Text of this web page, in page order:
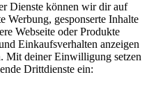
Dienste können wir dir auf
Werbung, gesponserte Inhalte
Webseite oder Produkte
Einkaufsverhalten anzeigen
Mit deiner Einwilligung setzen
Drittdienste ein: